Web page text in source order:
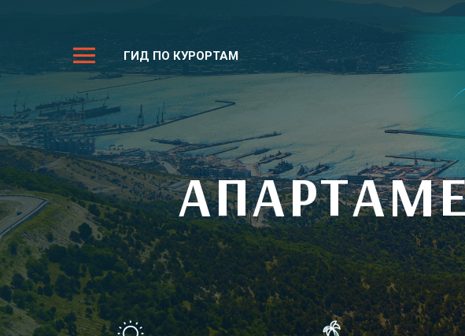
ГИД ПО КУРОРТАМ